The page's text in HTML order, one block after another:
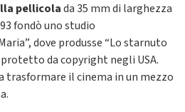
pellicolada 35 mm di larghezza
fondò uno studio
dove produsse “Lo starnuto
da copyright negli USA.
trasformare il cinema in un mezzo